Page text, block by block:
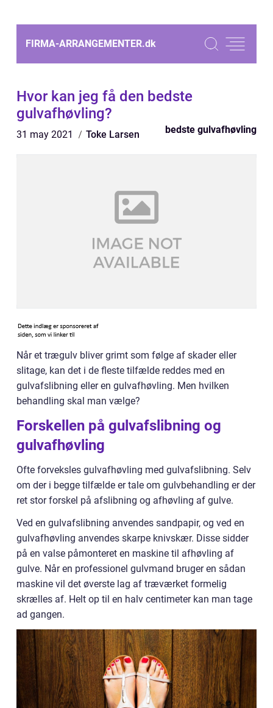
FIRMA-ARRANGEMENTER.dk
Hvor kan jeg få den bedste
gulvafhøvling?
31 may 2021 Toke Larsen bedste gulvafhøvling
Når et trægulv bliver grimt som følge af skader eller
slitage, kan det i de fleste tilfælde reddes med en
gulvafslibning eller en gulvafhøvling. Men hvilken
behandling skal man vælge?
Forskellen på gulvafslibning og
gulvafhøvling
Ofte forveksles gulvafhøvling med gulvafslibning. Selv
om der i begge tilfælde er tale om gulvbehandling er der
ret stor forskel på afslibning og afhøvling af gulve.
Ved en gulvafslibning anvendes sandpapir, og ved en
gulvafhøvling anvendes skarpe knivskær. Disse sidder
på en valse påmonteret en maskine til afhøvling af
gulve. Når en professionel gulvmand bruger en sådan
maskine vil det øverste lag af træværket formelig
skrælles af. Helt op til en halv centimeter kan man tage
ad gangen.